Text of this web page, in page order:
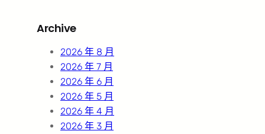
c
Archive
2026 年 8 月
2026 年 7 月
2026 年 6 月
2026 年 5 月
2026 年 4 月
2026 年 3 月